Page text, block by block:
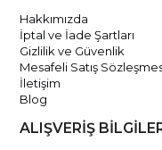
Hakkımızda
İptal ve İade Şartları
Gizlilik ve Güvenlik
Mesafeli Satış
İletişim
Blog
ALIŞVERİŞ